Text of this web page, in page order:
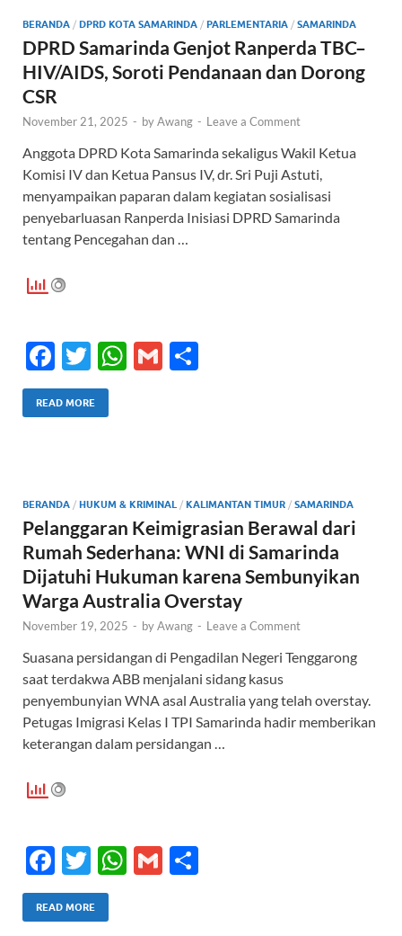
o
k
p
p
BERANDA / DPRD KOTA SAMARINDA / PARLEMENTARIA / SAMARINDA
DPRD Samarinda Genjot Ranperda TBC–
HIV/AIDS, Soroti Pendanaan dan Dorong
CSR
November 21, 2025 - byAwang - Leave a Comment
Anggota DPRD Kota Samarinda sekaligus Wakil Ketua
Komisi IV dan Ketua Pansus IV, dr. Sri Puji Astuti,
menyampaikan paparan dalam kegiatan sosialisasi
penyebarluasan Ranperda Inisiasi DPRD Samarinda
tentang Pencegahan dan …
F
ac
e
o
k
T
w
itt
W
p
p
G
READ MORE
BERANDA / HUKUM & KRIMINAL / KALIMANTAN TIMUR / SAMARINDA
Pelanggaran Keimigrasian Berawal dari
Rumah Sederhana: WNI di Samarinda
Dijatuhi Hukuman karena Sembunyikan
Warga Australia Overstay
November 19, 2025 - byAwang - Leave a Comment
Suasana persidangan di Pengadilan Negeri Tenggarong
saat terdakwa ABB menjalani sidang kasus
penyembunyian WNA asal Australia yang telah overstay.
Petugas Imigrasi Kelas I TPI Samarinda hadir memberikan
keterangan dalam persidangan …
F
ac
e
T
w
itt
W G
READ MORE